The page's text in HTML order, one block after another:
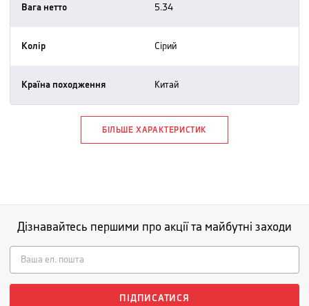
Вага нетто 5.34
Колір сірий
Країна походження китай
БІЛЬШЕ ХАРАКТЕРИСТИК
Дізнавайтесь першими про акції та майбутні заходи
ПІДПИСАТИСЯ